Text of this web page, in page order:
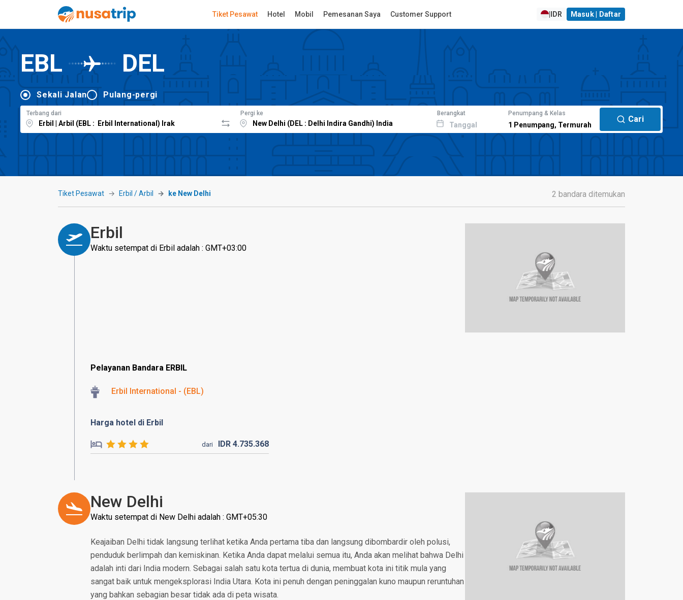
Tiket Pesawat Hotel Mobil Pemesanan Saya Customer Support | IDR Masuk | Daftar
EBL DEL
Sekali Jalan Pulang-pergi
Terbang dari Pergi ke Berangkat
Tanggal
Penumpang & Kelas
1 Penumpang, Termurah
Cari
Tiket Pesawat Erbil / Arbil ke New Delhi 2 bandara ditemukan
Erbil
Waktu setempat di Erbil adalah : GMT+03:00
Pelayanan Bandara ERBIL
Erbil International - (EBL)
Harga hotel di Erbil
dari IDR4.735.368
New Delhi
Waktu setempat di New Delhi adalah : GMT+05:30
Keajaiban Delhi tidak langsung terlihat ketika Anda pertama tiba dan langsung dibombardir oleh polusi,
penduduk berlimpah dan kemiskinan. Ketika Anda dapat melalui semua itu, Anda akan melihat bahwa Delhi
adalah inti dari India modern. Sebagai salah satu kota tertua di dunia, membuat kota ini titik mula yang
sangat baik untuk mengeksplorasi India Utara. Kota ini penuh dengan peninggalan kuno maupun reruntuhan
yang bahkan sebagian besar tidak ada di peta wisata.